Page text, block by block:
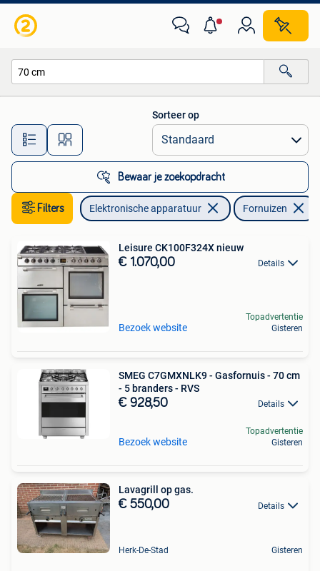
Alle afstanden…
Sorteer op
Bewaar je zoekopdracht
Filters Elektronische apparatuur Fornuizen
Leisure CK100F324X nieuw
€ 1.070,00 Details
Bezoek website
Topadvertentie
Gisteren
SMEG C7GMXNLK9 - Gasfornuis - 70 cm
- 5 branders - RVS
€ 928,50 Details
Bezoek website
Topadvertentie
Gisteren
Lavagrill op gas.
€ 550,00 Details
Herk-De-Stad Gisteren